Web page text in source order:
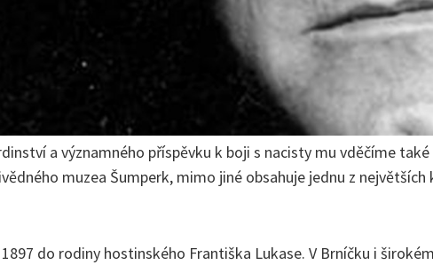
a významného příspěvku k boji s nacisty mu vděčíme
muzea Šumperk, mimo jiné obsahuje jednu z
do rodiny hostinského Františka Lukase. V Brníčku i